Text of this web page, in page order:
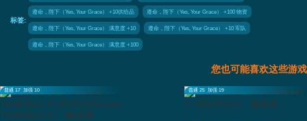
标签:
遵命，陛下（Yes, Your Grace） +10供给品 遵命，陛下（Yes, Your Grace） +100 物资
遵命，陛下（Yes, Your Grace） 满意度 +10 遵命，陛下（Yes, Your Grace） +10 军队
遵命，陛下（Yes, Your Grace） 满意度 +100
您也可能喜欢这些游戏
普通 17 加强 10 普通 25 加强 19